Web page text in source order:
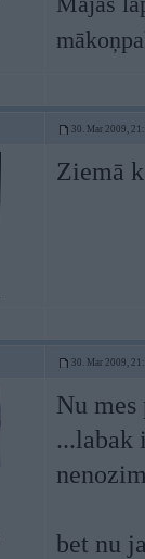
30. Mar 2009,
Ziemā
30. Mar 2009,
Nu
...labak
bet nu